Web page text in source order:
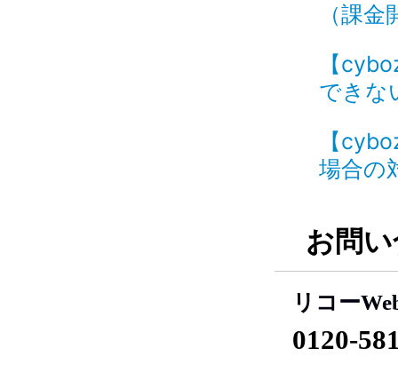
（課
【
でき
【
場合
お問
リコー
0120-